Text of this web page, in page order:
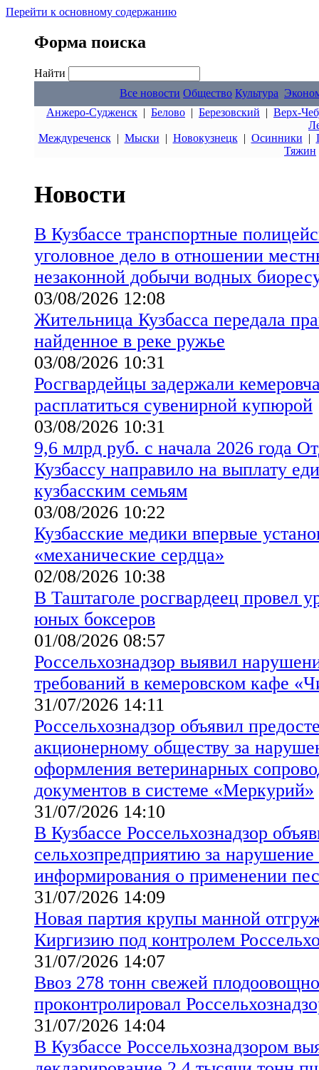
Перейти к основному содержанию
Форма поиска
Найти
Все новости Общество Культура
Анжеро-Судженск | Белово | Березовский | Верх-
Междуреченск| Мыски | Новокузнецк| Осинники |
Тяжин
Новости
В Кузбассе транспортные
уголовное дело в отношении
незаконной добычи водных
03/08/2026 12:08
Жительница Кузбасса передала
найденное в реке ружье
03/08/2026 10:31
Росгвардейцы задержали
расплатиться сувенирной купюрой
03/08/2026 10:31
9,6 млрд руб. с начала 2026 года
Кузбассу направило на выплату
кузбасским семьям
03/08/2026 10:22
Кузбасские медики впервые
«механические сердца»
02/08/2026 10:38
В Таштаголе росгвардеец провел
юных боксеров
01/08/2026 08:57
Россельхознадзор выявил
требований в кемеровском кафе
31/07/2026 14:11
Россельхознадзор объявил
акционерному обществу за
оформления ветеринарных
документов в системе «Меркурий»
31/07/2026 14:10
В Кузбассе Россельхознадзор
сельхозпредприятию за нарушение
информирования о применении
31/07/2026 14:09
Новая партия крупы манной
Киргизию под контролем
31/07/2026 14:07
Ввоз 278 тонн свежей
проконтролировал
31/07/2026 14:04
В Кузбассе Россельхознадзором